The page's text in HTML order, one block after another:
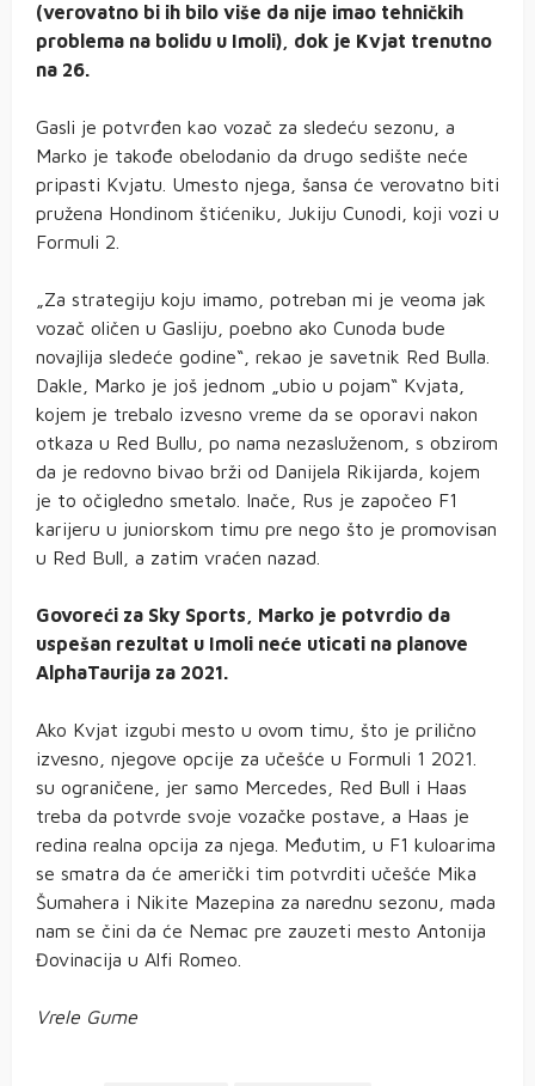
(verovatno bi ih bilo više da nije imao tehničkih
problema na bolidu u Imoli), dok je Kvjat trenutno
na 26.
Gasli je potvrđen kao vozač za sledeću sezonu, a
Marko je takođe obelodanio da drugo sedište neće
pripasti Kvjatu. Umesto njega, šansa će verovatno biti
pružena Hondinom štićeniku, Jukiju Cunodi, koji vozi u
Formuli 2.
„Za strategiju koju imamo, potreban mi je veoma jak
vozač oličen u Gasliju, poebno ako Cunoda bude
novajlija sledeće godine“, rekao je savetnik Red Bulla.
Dakle, Marko je još jednom „ubio u pojam“ Kvjata,
kojem je trebalo izvesno vreme da se oporavi nakon
otkaza u Red Bullu, po nama nezasluženom, s obzirom
da je redovno bivao brži od Danijela Rikijarda, kojem
je to očigledno smetalo. Inače, Rus je započeo F1
karijeru u juniorskom timu pre nego što je promovisan
u Red Bull, a zatim vraćen nazad.
Govoreći za Sky Sports, Marko je potvrdio da
uspešan rezultat u Imoli neće uticati na planove
AlphaTaurija za 2021.
Ako Kvjat izgubi mesto u ovom timu, što je prilično
izvesno, njegove opcije za učešće u Formuli 1 2021.
su ograničene, jer samo Mercedes, Red Bull i Haas
treba da potvrde svoje vozačke postave, a Haas je
redina realna opcija za njega. Međutim, u F1 kuloarima
se smatra da će američki tim potvrditi učešće Mika
Šumahera i Nikite Mazepina za narednu sezonu, mada
nam se čini da će Nemac pre zauzeti mesto Antonija
Đovinacija u Alfi Romeo.
Vrele Gume